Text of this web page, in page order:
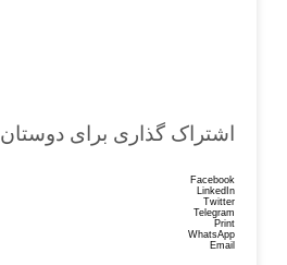
اشتراک گذاری برای دوستان
Facebook
LinkedIn
Twitter
Telegram
Print
WhatsApp
Email